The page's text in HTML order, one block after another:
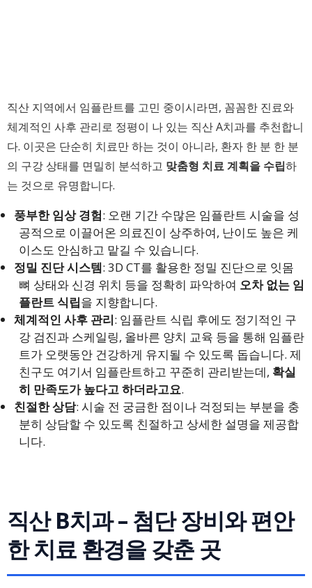
직산 지역에서 임플란트를 고민 중이시라면, 꼼꼼한 진료와
체계적인 사후 관리로 정평이 나 있는 직산 A치과를 추천합니
다. 이곳은 단순히 치료만 하는 것이 아니라, 환자 한 분 한 분
의 구강 상태를 면밀히 분석하고 맞춤형 치료 계획을 수립하
는 것으로 유명합니다.
풍부한 임상 경험: 오랜 기간 수많은 임플란트 시술을 성
공적으로 이끌어온 의료진이 상주하여, 난이도 높은 케
이스도 안심하고 맡길 수 있습니다.
정밀 진단 시스템: 3D CT를 활용한 정밀 진단으로 잇몸
뼈 상태와 신경 위치 등을 정확히 파악하여 오차 없는 임
플란트 식립을 지향합니다.
체계적인 사후 관리: 임플란트 식립 후에도 정기적인 구
강 검진과 스케일링, 올바른 양치 교육 등을 통해 임플란
트가 오랫동안 건강하게 유지될 수 있도록 돕습니다. 제
친구도 여기서 임플란트하고 꾸준히 관리받는데, 확실
히 만족도가 높다고 하더라고요.
친절한 상담: 시술 전 궁금한 점이나 걱정되는 부분을 충
분히 상담할 수 있도록 친절하고 상세한 설명을 제공합
니다.
직산 B치과 – 첨단 장비와 편안
한 치료 환경을 갖춘 곳